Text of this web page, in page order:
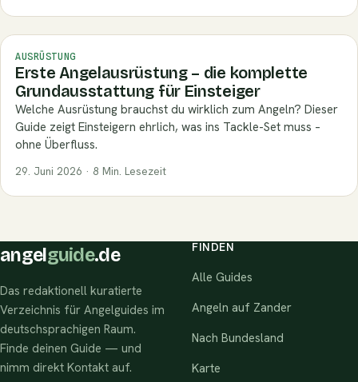
AUSRÜSTUNG
Erste Angelausrüstung – die komplette
Grundausstattung für Einsteiger
Welche Ausrüstung brauchst du wirklich zum Angeln? Dieser
Guide zeigt Einsteigern ehrlich, was ins Tackle-Set muss –
ohne Überfluss.
29. Juni 2026 · 8 Min. Lesezeit
angel guide.de
Das redaktionell kuratierte
Verzeichnis für Angelguides im
deutschsprachigen Raum.
Finde deinen Guide — und
nimm direkt Kontakt auf.
FINDEN
Alle Guides
Angeln auf Zander
Nach Bundesland
Karte